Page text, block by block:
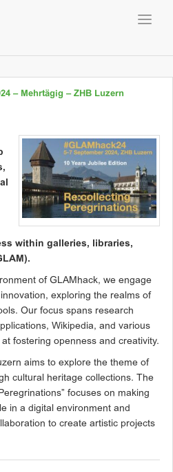
– Mehrtägig – ZHB Luzern
within galleries, libraries,
of GLAMhack, we engage
exploring the realms of
Our focus spans research
Wikipedia, and various
fostering openness and creativity.
aims to explore the theme of
cultural heritage collections. The
focuses on making
in a digital environment and
to create artistic projects